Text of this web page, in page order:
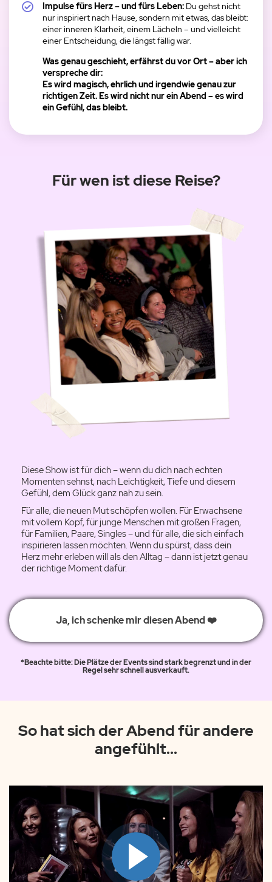
Impulse fürs Herz – und fürs Leben: Du gehst nicht
nur inspiriert nach Hause, sondern mit etwas, das bleibt:
einer inneren Klarheit, einem Lächeln – und vielleicht
einer Entscheidung, die längst fällig war.
Was genau geschieht, erfährst du vor Ort – aber ich
verspreche dir:
Es wird magisch, ehrlich und irgendwie genau zur
richtigen Zeit. Es wird nicht nur ein Abend – es wird
ein Gefühl, das bleibt.
Für wen ist diese Reise?
Diese Show ist für dich – wenn du dich nach echten
Momenten sehnst, nach Leichtigkeit, Tiefe und diesem
Gefühl, dem Glück ganz nah zu sein.
Für alle, die neuen Mut schöpfen wollen. Für Erwachsene
mit vollem Kopf, für junge Menschen mit großen Fragen,
für Familien, Paare, Singles – und für alle, die sich einfach
inspirieren lassen möchten. Wenn du spürst, dass dein
Herz mehr erleben will als den Alltag – dann ist jetzt genau
der richtige Moment dafür.
Ja, ich schenke mir diesen Abend ❤️
*Beachte bitte: Die Plätze der Events sind stark begrenzt und in der
Regel sehr schnell ausverkauft.
So hat sich der Abend für andere
angefühlt...